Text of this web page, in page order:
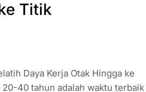
Titik
Daya Kerja Otak Hingga ke
40 tahun adalah waktu terbaik